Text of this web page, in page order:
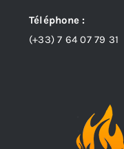
Téléphone :
(+33)7 64 07 79 31